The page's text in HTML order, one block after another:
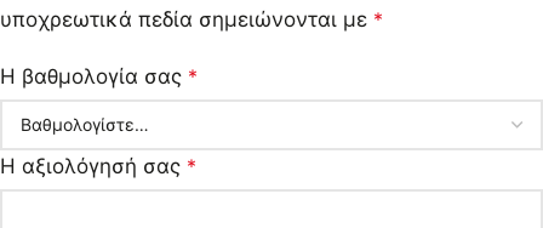
υποχρεωτικά πεδία σημειώνονται με *
Η βαθμολογία σας *
Η αξιολόγησή σας *